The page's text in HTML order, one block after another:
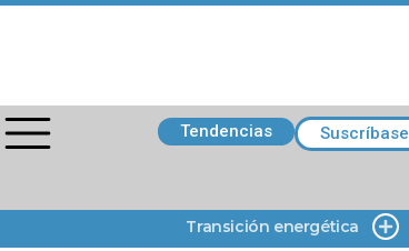
Tendencias Suscríbase
Transición energética